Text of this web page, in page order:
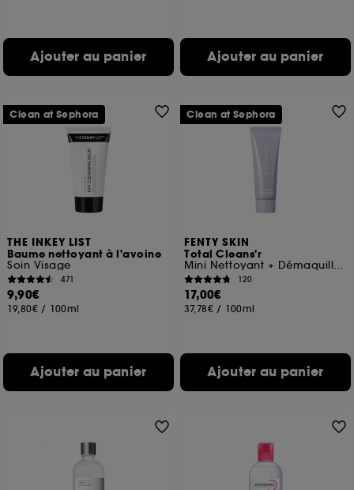
Ajouter au panier Ajouter au panier
THE INKEY LIST
Baume nettoyant à l'avoine
Soin Visage
471
9,90€
19,80€ / 100ml
Ajouter au panier
Clean at Sephora
FENTY SKIN
Total Cleans'r
Mini Nettoyant + Démaquillant visage à la cerise de la Barbade
120
17,00€
37,78€ / 100ml
Ajouter au panier
Clean at Sephora